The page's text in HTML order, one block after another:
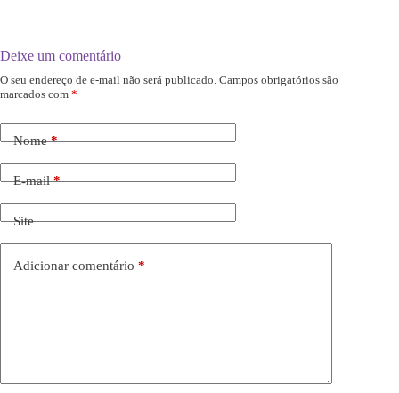
Deixe um comentário
O seu endereço de e-mail não será publicado. Campos obrigatórios são
marcados com *
Nome*
E-mail*
Site
Adicionar comentário *